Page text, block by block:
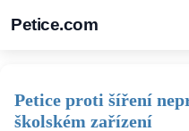
Petice.com
Petice proti šíření
školském zařízení